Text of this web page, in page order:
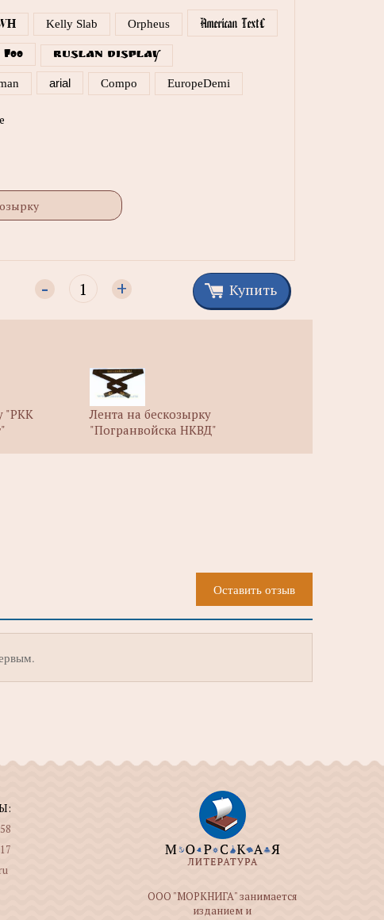
Kelly Slab Orpheus American TextC
Foo Ruslan Display
arial Compo EuropeDemi
- + Купить
"РКК
Лента на бескозырку
"Погранвойска НКВД"
Оставить отзыв
ООО "МОРКНИГА" занимается
изданием и